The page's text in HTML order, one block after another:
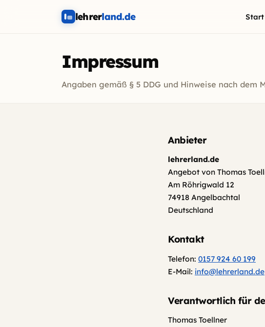
lehrerland.de Start
Impressum
Angaben gemäß § 5 DDG und Hinweise nach dem
Anbieter
lehrerland.de
Angebot von Thomas
Am Röhrigwald 12
74918 Angelbachtal
Deutschland
Kontakt
Telefon: 0157 924 60 199
E-Mail: info@lehrerland.de
Verantwortlich für
Thomas Toellner